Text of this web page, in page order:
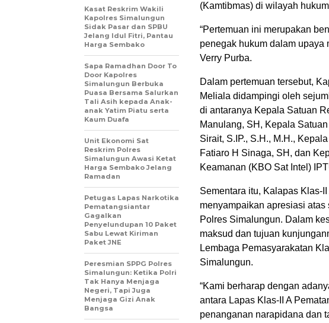
(Kamtibmas) di wilayah
“Pertemuan ini merupakan
penegak hukum dalam upaya
Verry Purba.
Dalam pertemuan tersebut,
Meliala didampingi oleh
di antaranya Kepala Satuan
Manulang, SH, Kepala
Sirait, S.IP., S.H., M.H.,
Fatiaro H Sinaga, SH, dan
Keamanan (KBO Sat Intel)
Sementara itu, Kalapas Klas-
menyampaikan apresiasi
Polres Simalungun. Dalam
maksud dan tujuan
Lembaga Pemasyarakatan
Simalungun.
“Kami berharap dengan
antara Lapas Klas-II A
penanganan narapidana dan
Kasat Reskrim Wakili
Kapolres Simalungun
Sidak Pasar dan SPBU
Jelang Idul Fitri, Pantau
Harga Sembako
Sapa Ramadhan Door To
Door Kapolres
Simalungun Berbuka
Puasa Bersama Salurkan
Tali Asih kepada Anak-
anak Yatim Piatu serta
Kaum Duafa
Unit Ekonomi Sat
Reskrim Polres
Simalungun Awasi Ketat
Harga Sembako Jelang
Ramadan
Petugas Lapas Narkotika
Pematangsiantar
Gagalkan
Penyelundupan 10 Paket
Sabu Lewat Kiriman
Paket JNE
Peresmian SPPG Polres
Simalungun: Ketika Polri
Tak Hanya Menjaga
Negeri, Tapi Juga
Menjaga Gizi Anak
Bangsa